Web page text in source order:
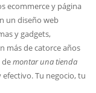
ecommerce y página
un diseño web
y gadgets,
más de catorce años
demontar una tienda
Tu negocio, tu